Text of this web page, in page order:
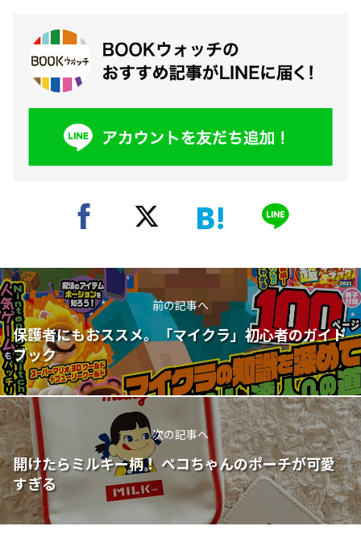
前の記事へ
保護者にもおススメ。「マイクラ」初心者のガイド
ブック
次の記事へ
開けたらミルキー柄！ ペコちゃんのポーチが可愛
すぎる